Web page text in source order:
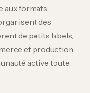
aux formats
des
de petits labels,
et production
active toute